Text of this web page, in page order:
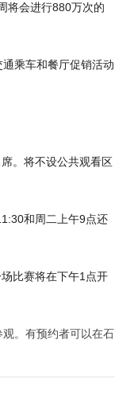
将会进行880万次的
乘车和餐厅促销活动
。将不设公共观看区
和周二上午9点还
比赛将在下午1点开
观。有预约者可以在石